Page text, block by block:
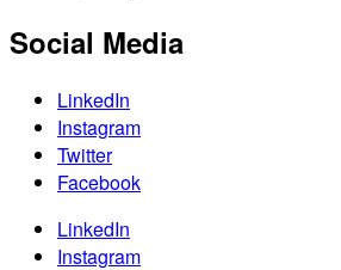
Social Media
LinkedIn
Instagram
Twitter
Facebook
LinkedIn
Instagram